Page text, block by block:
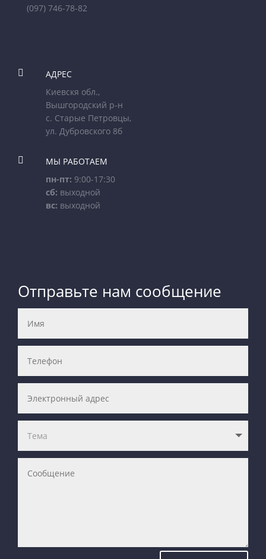
(097) 746-78-82

АДРЕС
Киевскя обл.,
Вышгородский р-н
с. Старые Петровцы,
ул. Дубровского 8б

МЫ РАБОТАЕМ
пн-пт: 9:00-17:30
сб: выходной
вс: выходной
Отправьте нам сообщение